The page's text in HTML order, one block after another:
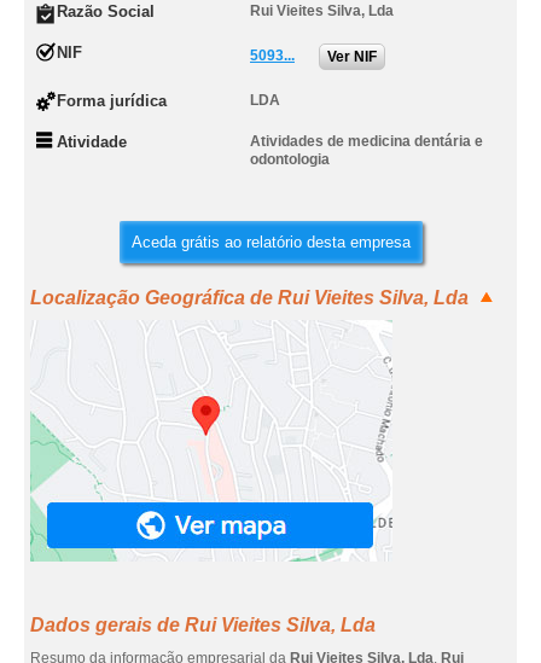
Razão Social Rui Vieites Silva, Lda
NIF 5093... Ver NIF
Forma jurídica LDA
Atividade
Atividades de medicina dentária e
odontologia
Aceda grátis ao relatório desta empresa
Localização Geográfica de Rui Vieites Silva, Lda
Dados gerais de Rui Vieites Silva, Lda
Resumo da informação empresarial da Rui Vieites Silva, Lda. Rui